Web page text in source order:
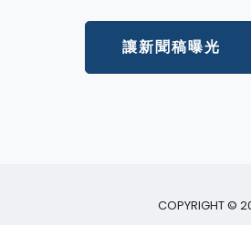
讓新聞稿曝光
COPYRIGHT ©